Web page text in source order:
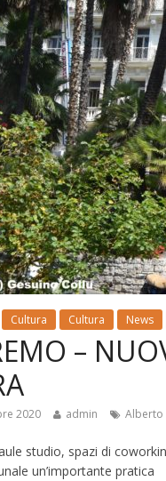
Cultura Cultura News
–
2020 admin Alberto
studio, spazi di
un’importante pratica